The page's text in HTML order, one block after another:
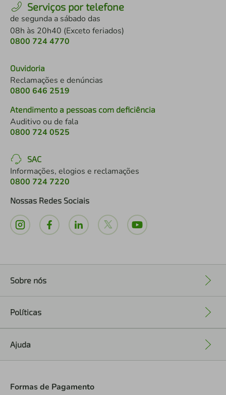
Serviços por telefone
de segunda a sábado das
08h às 20h40 (Exceto feriados)
0800 724 4770
Ouvidoria
Reclamações e denúncias
0800 646 2519
Atendimento a pessoas com deficiência
Auditivo ou de fala
0800 724 0525
SAC
Informações, elogios e reclamações
0800 724 7220
Nossas Redes Sociais
Sobre nós
Políticas
Ajuda
Formas de Pagamento